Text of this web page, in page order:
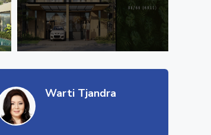
Warti Tjandra